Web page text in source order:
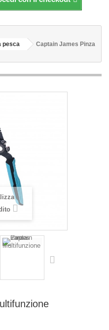
pesca
Captain James Pinza